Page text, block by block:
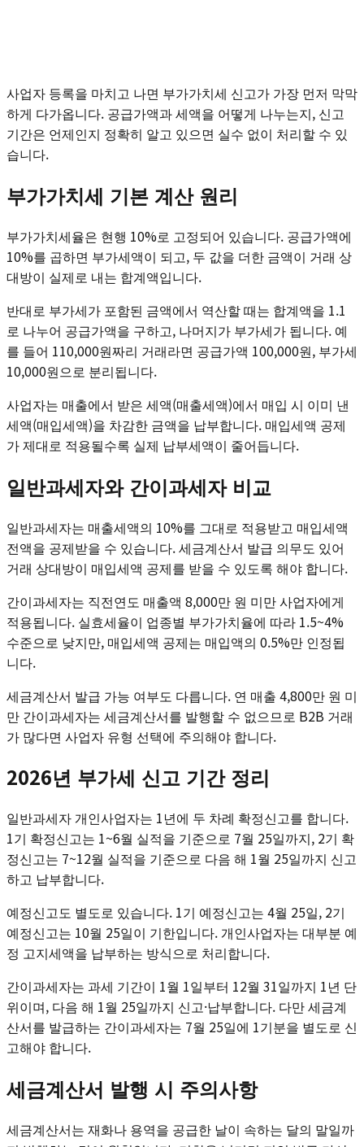
사업자 등록을 마치고 나면 부가가치세 신고가 가장 먼저 막막
하게 다가옵니다. 공급가액과 세액을 어떻게 나누는지, 신고
기간은 언제인지 정확히 알고 있으면 실수 없이 처리할 수 있
습니다.
부가가치세 기본 계산 원리
부가가치세율은 현행 10%로 고정되어 있습니다. 공급가액에
10%를 곱하면 부가세액이 되고, 두 값을 더한 금액이 거래 상
대방이 실제로 내는 합계액입니다.
반대로 부가세가 포함된 금액에서 역산할 때는 합계액을 1.1
로 나누어 공급가액을 구하고, 나머지가 부가세가 됩니다. 예
를 들어 110,000원짜리 거래라면 공급가액 100,000원, 부가세
10,000원으로 분리됩니다.
사업자는 매출에서 받은 세액(매출세액)에서 매입 시 이미 낸
세액(매입세액)을 차감한 금액을 납부합니다. 매입세액 공제
가 제대로 적용될수록 실제 납부세액이 줄어듭니다.
일반과세자와 간이과세자 비교
일반과세자는 매출세액의 10%를 그대로 적용받고 매입세액
전액을 공제받을 수 있습니다. 세금계산서 발급 의무도 있어
거래 상대방이 매입세액 공제를 받을 수 있도록 해야 합니다.
간이과세자는 직전연도 매출액 8,000만 원 미만 사업자에게
적용됩니다. 실효세율이 업종별 부가가치율에 따라 1.5~4%
수준으로 낮지만, 매입세액 공제는 매입액의 0.5%만 인정됩
니다.
세금계산서 발급 가능 여부도 다릅니다. 연 매출 4,800만 원 미
만 간이과세자는 세금계산서를 발행할 수 없으므로 B2B 거래
가 많다면 사업자 유형 선택에 주의해야 합니다.
2026년 부가세 신고 기간 정리
일반과세자 개인사업자는 1년에 두 차례 확정신고를 합니다.
1기 확정신고는 1~6월 실적을 기준으로 7월 25일까지, 2기 확
정신고는 7~12월 실적을 기준으로 다음 해 1월 25일까지 신고
하고 납부합니다.
예정신고도 별도로 있습니다. 1기 예정신고는 4월 25일, 2기
예정신고는 10월 25일이 기한입니다. 개인사업자는 대부분 예
정 고지세액을 납부하는 방식으로 처리합니다.
간이과세자는 과세 기간이 1월 1일부터 12월 31일까지 1년 단
위이며, 다음 해 1월 25일까지 신고·납부합니다. 다만 세금계
산서를 발급하는 간이과세자는 7월 25일에 1기분을 별도로 신
고해야 합니다.
세금계산서 발행 시 주의사항
세금계산서는 재화나 용역을 공급한 날이 속하는 달의 말일까